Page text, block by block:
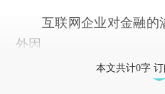
互联网企业对金融的
外因
本文共计0字